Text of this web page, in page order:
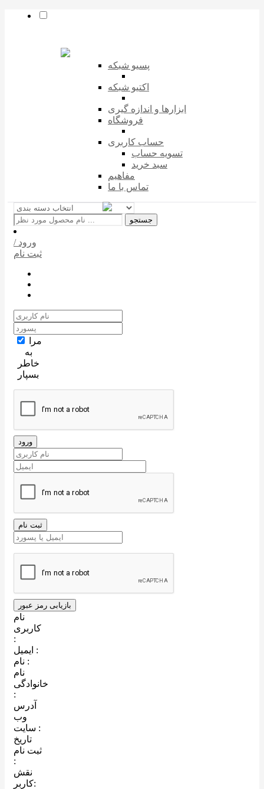
پسیو شبکه
اکتیو شبکه
ابزارها و اندازه گیری
فروشگاه
حساب کاربری
تسویه حساب
سبد خرید
مفاهیم
تماس با ما
جستجو
ورود /
ثبت نام
به
خاطر
بسپار
نام
کاربری
:
ایمیل :
نام :
نام
خانوادگی
:
آدرس
وب
سایت :
تاریخ
ثبت نام
:
نقش
کاربر: